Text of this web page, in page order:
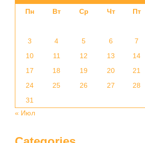
Пн Вт Ср Чт Пт
3
4 5 6 7
10
11 12 13 14
17
18 19 20 21
24
25 26 27 28
31
« Июл